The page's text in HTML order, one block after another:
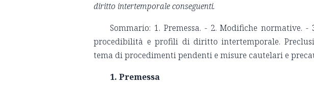
diritto intertemporale conseguenti.
Sommario: 1. Premessa. - 2. Modifiche
procedibilità e profili di diritto intertemporale.
tema di procedimenti pendenti e misure cautelari e
1. Premessa